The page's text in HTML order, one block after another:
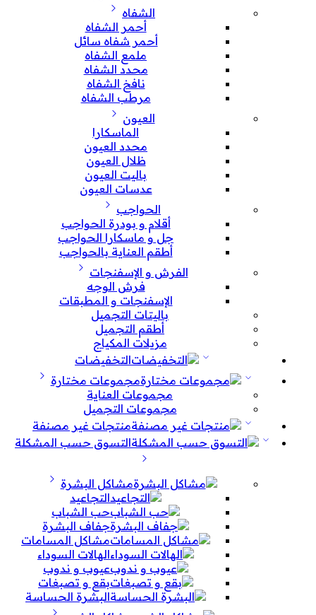
الشفاه
أحمر الشفاه
أحمر شفاه سائل
ملمع الشفاه
محدد الشفاه
نافخ الشفاه
مرطب الشفاه
العيون
الماسكارا
محدد العيون
ظلال العيون
باليت العيون
عدسات العيون
الحواجب
أقلام و بودرة الحواجب
جل و ماسكارا الحواجب
أطقم العناية بالحواجب
الفرش و الإسفنجات
فرش الوجه
الإسفنجات و المطبقات
باليتات التجميل
أطقم التجميل
مزيلات المكياج
التخفيضات
مجموعات مختارة
مجموعات العناية
مجموعات التجميل
منتجات غير مصنفة
التسوق حسب المشكلة
مشاكل البشرة
التجاعيد
حب الشباب
جفاف البشرة
مشاكل المسامات
الهالات السوداء
عيوب و ندوب
بقع و تصبغات
البشرة الحساسة